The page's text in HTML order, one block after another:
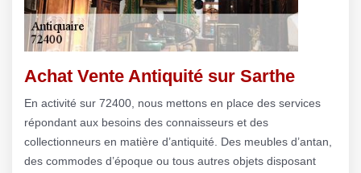
Achat Vente Antiquité sur Sarthe
En activité sur 72400, nous mettons en place des services
répondant aux besoins des connaisseurs et des
collectionneurs en matière d’antiquité. Des meubles d’antan,
des commodes d’époque ou tous autres objets disposant